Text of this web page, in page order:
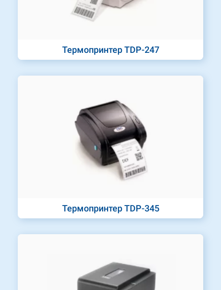
Термопринтер TDP-247
Термопринтер TDP-345